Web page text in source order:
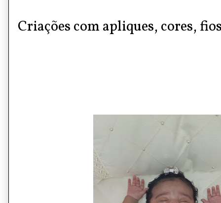
Criações com apliques, cores,